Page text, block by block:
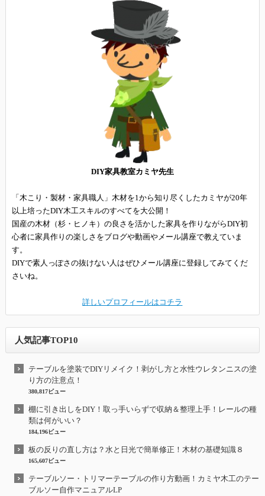
DIY家具教室カミヤ先生
「木こり・製材・家具職人」木材を1から知り尽くしたカミヤが20年
以上培ったDIY木工スキルのすべてを大公開！
国産の木材（杉・ヒノキ）の良さを活かした家具を作りながらDIY初
心者に家具作りの楽しさをブログや動画やメール講座で教えていま
す。
DIYで素人っぽさの抜けない人はぜひメール講座に登録してみてくだ
さいね。
詳しいプロフィールはコチラ
人気記事TOP10
テーブルを塗装でDIYリメイク！剥がし方と水性ウレタンニスの塗
り方の注意点！
380,817ビュー
棚に引き出しをDIY！取っ手いらずで収納＆整理上手！レールの種
類は何がいい？
184,196ビュー
板の反りの直し方は？水と日光で簡単修正！木材の基礎知識８
165,607ビュー
テーブルソー・トリマーテーブルの作り方動画！カミヤ木工のテー
ブルソー自作マニュアルLP